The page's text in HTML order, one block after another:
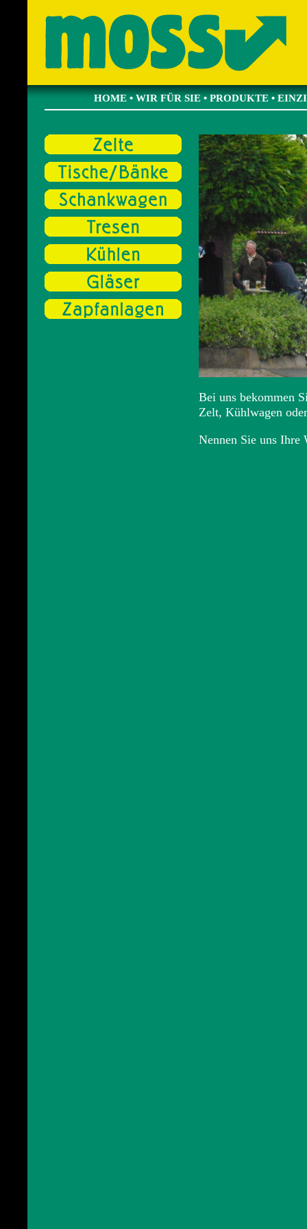
HOME• WIR FÜR SIE• PRODUKTE•
Bei uns bekommen
Zelt, Kühlwagen
Nennen Sie uns Ihre